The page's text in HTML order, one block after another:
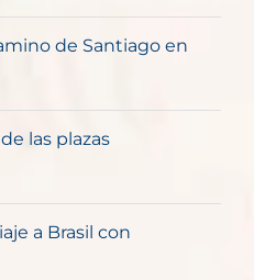
de Santiago en
las plazas
a Brasil con